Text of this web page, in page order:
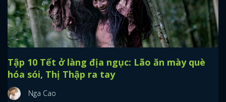
Tập 10 Tết ở làng địa ngục: Lão ăn mày què
hóa sói, Thị Thập ra tay
Nga Cao